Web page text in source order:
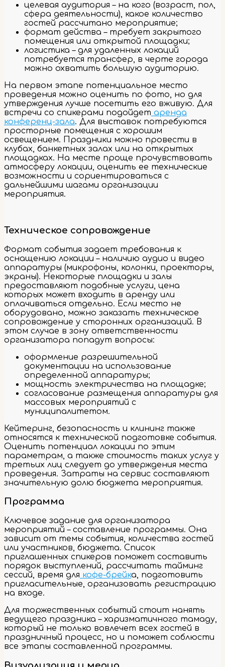
целевая аудитория – на кого (возраст, пол,
сфера деятельности), какое количество
гостей рассчитано мероприятие;
формат действа – требует закрытого
помещения или открытой площадки;
логистика – для удаленных локаций
потребуется трансфер, в черте города
можно охватить большую аудиторию.
На первом этапе потенциальное место
проведения можно оценить по фото, но для
утверждения лучше посетить его вживую. Для
встречи со спикерами подойдет аренда
конференц-зала. Для выставок потребуются
просторные помещения с хорошим
освещением. Праздники можно провести в
клубах, банкетных залах или на открытых
площадках. На месте проще прочувствовать
атмосферу локации, оценить ее технические
возможности и сориентироваться с
дальнейшими шагами организации
мероприятия.
Техническое сопровождение
Формат события задает требования к
оснащению локации – наличию аудио и видео
аппаратуры (микрофоны, колонки, проекторы,
экраны). Некоторые площадки и залы
предоставляют подобные услуги, цена
которых может входить в аренду или
оплачиваться отдельно. Если место не
оборудовано, можно заказать техническое
сопровождение у сторонних организаций. В
этом случае в зону ответственности
организатора попадут вопросы:
оформление разрешительной
документации на использование
определенной аппаратуры;
мощность электричества на площадке;
согласование размещения аппаратуры для
массовых мероприятий с
муниципалитетом.
Кейтеринг, безопасность и клининг также
относятся к технической подготовке события.
Оценить потенциал локации по этим
параметрам, а также стоимость таких услуг у
третьих лиц следует до утверждения места
проведения. Затраты на сервис составляют
значительную долю бюджета мероприятия.
Программа
Ключевое задание для организатора
мероприятий – составление программы. Она
зависит от темы события, количества гостей
или участников, бюджета. Список
приглашенных спикеров поможет составить
порядок выступлений, рассчитать тайминг
сессий, время для кофе-брейка, подготовить
пригласительные, организовать регистрацию
на входе.
Для торжественных событий стоит нанять
ведущего праздника – харизматичного тамаду,
который не только вовлечет всех гостей в
праздничный процесс, но и поможет соблюсти
все этапы составленной программы.